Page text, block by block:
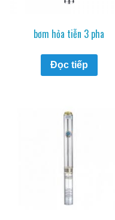
bơm hỏa tiễn 3 pha
Đọc tiếp